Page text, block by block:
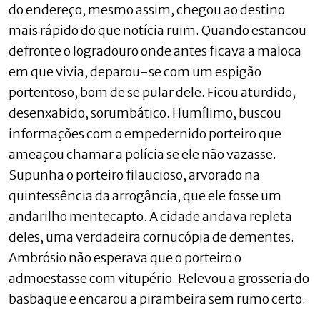
do endereço, mesmo assim, chegou ao destino
mais rápido do que notícia ruim. Quando estancou
defronte o logradouro onde antes ficava a maloca
em que vivia, deparou-se com um espigão
portentoso, bom de se pular dele. Ficou aturdido,
desenxabido, sorumbático. Humílimo, buscou
informações com o empedernido porteiro que
ameaçou chamar a polícia se ele não vazasse.
Supunha o porteiro filaucioso, arvorado na
quintessência da arrogância, que ele fosse um
andarilho mentecapto. A cidade andava repleta
deles, uma verdadeira cornucópia de dementes.
Ambrósio não esperava que o porteiro o
admoestasse com vitupério. Relevou a grosseria do
basbaque e encarou a pirambeira sem rumo certo.